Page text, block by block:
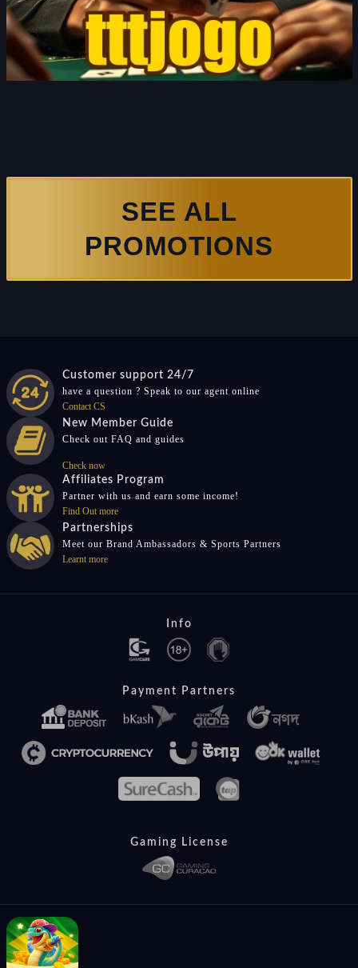
SEE ALL
PROMOTIONS
Customer support 24/7
have a question ? Speak to our agent online
Contact CS
New Member Guide
Check out FAQ and guides
Check now
Affiliates Program
Partner with us and earn some income!
Find Out more
Partnerships
Meet our Brand Ambassadors & Sports Partners
Learnt more
Info
Payment Partners
Gaming License